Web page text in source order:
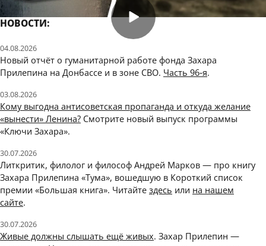
НОВОСТИ:
04.08.2026
Новый отчёт о гуманитарной работе фонда Захара
Прилепина на Донбассе и в зоне СВО. Часть 96‑я.
03.08.2026
Кому выгодна антисоветская пропаганда и откуда желание
«вынести» Ленина? Смотрите новый выпуск программы
«Ключи Захара».
30.07.2026
Литкритик, филолог и философ Андрей Марков — про книгу
Захара Прилепина «Тума», вошедшую в Короткий список
премии «Большая книга». Читайте здесь или на нашем
сайте.
30.07.2026
Живые должны слышать ещё живых. Захар Прилепин —